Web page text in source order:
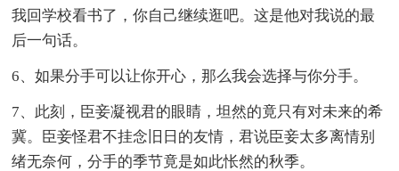
我回学校看书了，你自己继续逛吧。这是他对我说的最
后一句话。
6、如果分手可以让你开心，那么我会选择与你分手。
7、此刻，臣妾凝视君的眼睛，坦然的竟只有对未来的希
冀。臣妾怪君不挂念旧日的友情，君说臣妾太多离情别
绪无奈何，分手的季节竟是如此怅然的秋季。